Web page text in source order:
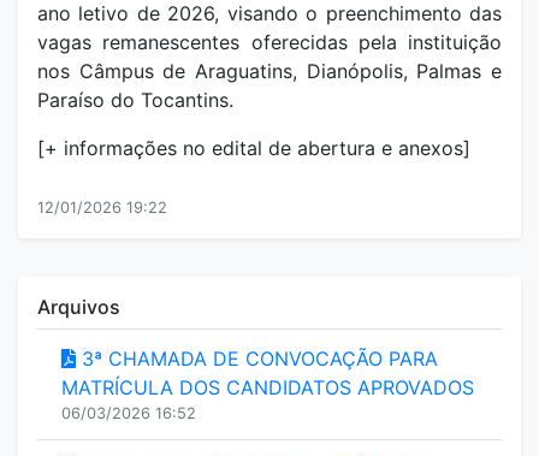
Arquivos
3ª CHAMADA DE CONVOCAÇÃO PARA
MATRÍCULA DOS CANDIDATOS APROVADOS
06/03/2026 16:52
ano letivo de 2026, visando o preenchimento das
vagas remanescentes oferecidas pela instituição
nos Câmpus de Araguatins, Dianópolis, Palmas e
Paraíso do Tocantins.
[+ informações no edital de abertura e anexos]
12/01/2026 19:22